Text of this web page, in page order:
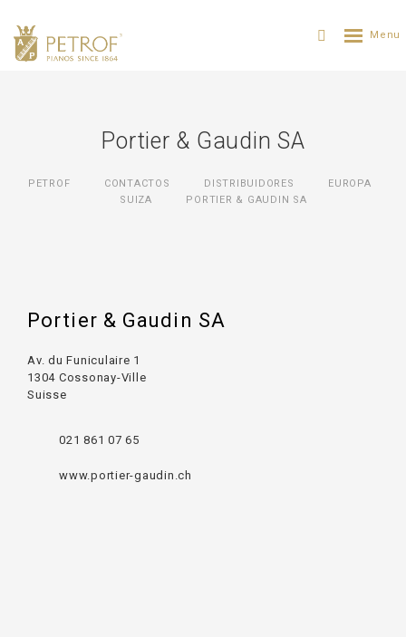
Portier & Gaudin SA
PETROF CONTACTOS DISTRIBUIDORES
ЕUROPA
SUIZA
PORTIER & GAUDIN SA
Portier & Gaudin SA
Av. du Funiculaire 1
1304 Cossonay-Ville
Suisse
021 861 07 65
www.portier-gaudin.ch